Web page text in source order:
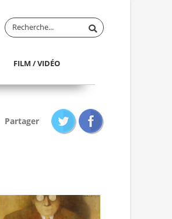
FILM / VIDÉO
Partager